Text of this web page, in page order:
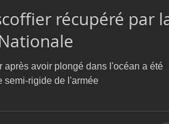
récupéré par
après avoir plongé dans l'océan a été
semi-rigide de l'armée